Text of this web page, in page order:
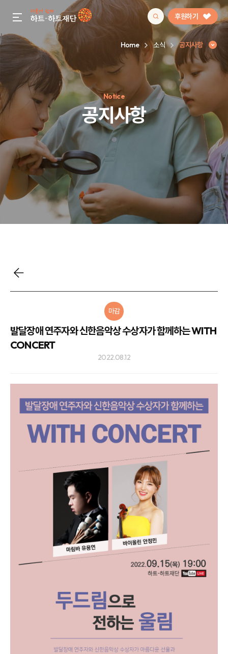
gnb menu open 후원하기
인기 키워드
#정기후원#하트플레이스#캠페인#팬덤후원
Home 소식 공지사항
Notice
공지사항
마감
발달장애 연주자와 신한음악상 수상자가 함께하는 WITH
CONCERT
2022.08.12